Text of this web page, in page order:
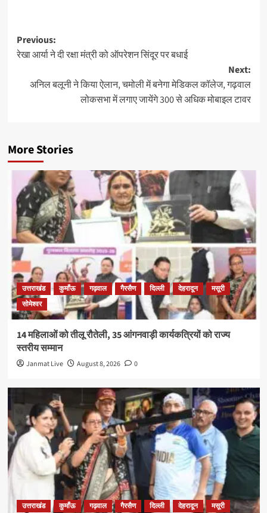
Post
navigation
Previous:
रेखा आर्या ने दी रक्षा मंत्री को ऑपरेशन सिंदूर पर बधाई
Next:
अनिल बलूनी ने किया ऐलान, चमोली में बनेगा मेडिकल कॉलेज, गढ़वाल
लोकसभा में लगाए जायेंगे 300 से अधिक मोबाइल टावर
More Stories
उत्तराखंड कुमाँऊ गढ़वाल गैरसैण दिल्ली देहरादून
मसूरी
सोमेश्वर
14 महिलाओं को तीलू रौतेली, 35 आंगनवाड़ी कार्यकत्रियों को राज्य
स्तरीय सम्मान
Janmat Live August 8, 2026 0
उत्तराखंड कुमाँऊ गढ़वाल गैरसैण दिल्ली देहरादून
मसूरी